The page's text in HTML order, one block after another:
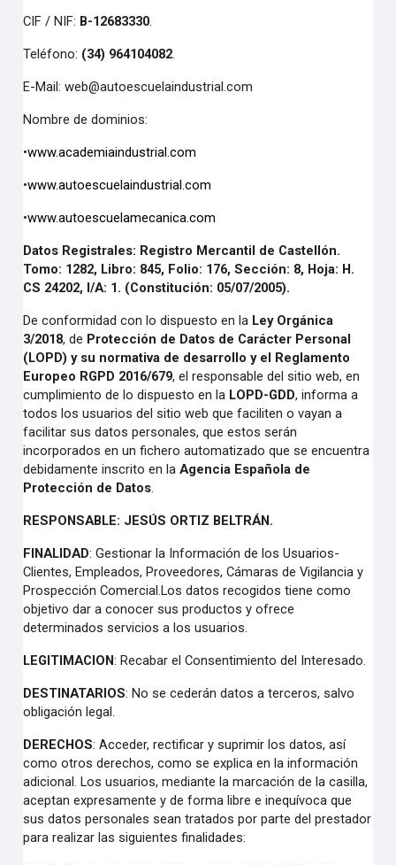
CIF / NIF: B-12683330.
Teléfono: (34) 964104082.
E-Mail: web@autoescuelaindustrial.com
Nombre de dominios:
•www.academiaindustrial.com
•www.autoescuelaindustrial.com
•www.autoescuelamecanica.com
Datos Registrales: Registro Mercantil de Castellón.
Tomo: 1282, Libro: 845, Folio: 176, Sección: 8, Hoja: H.
CS 24202, I/A: 1. (Constitución: 05/07/2005).
De conformidad con lo dispuesto en la Ley Orgánica
3/2018, de Protección de Datos de Carácter Personal
(LOPD) y su normativa de desarrollo y el Reglamento
Europeo RGPD 2016/679, el responsable del sitio web, en
cumplimiento de lo dispuesto en la LOPD-GDD, informa a
todos los usuarios del sitio web que faciliten o vayan a
facilitar sus datos personales, que estos serán
incorporados en un fichero automatizado que se encuentra
debidamente inscrito en laAgencia Española de
Protección de Datos.
RESPONSABLE: JESÚS ORTIZ BELTRÁN.
FINALIDAD:Gestionar la Información de los Usuarios-
Clientes, Empleados, Proveedores, Cámaras de Vigilancia y
Prospección Comercial.Los datos recogidos tiene como
objetivo dar a conocer sus productos y ofrece
determinados servicios a los usuarios.
LEGITIMACION:Recabar el Consentimiento del Interesado.
DESTINATARIOS:No se cederán datos a terceros, salvo
obligación legal.
DERECHOS:Acceder, rectificar y suprimir los datos, así
como otros derechos, como se explica en la información
adicional. Los usuarios, mediante la marcación de la casilla,
aceptan expresamente y de forma libre e inequívoca que
sus datos personales sean tratados por parte del prestador
para realizar las siguientes finalidades: